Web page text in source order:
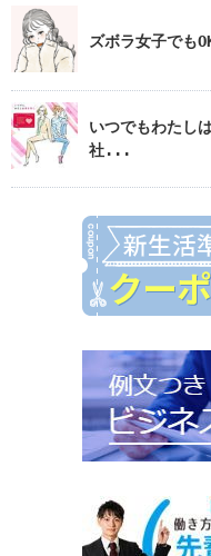
ズボラ女子でも
いつでもわたし
社...